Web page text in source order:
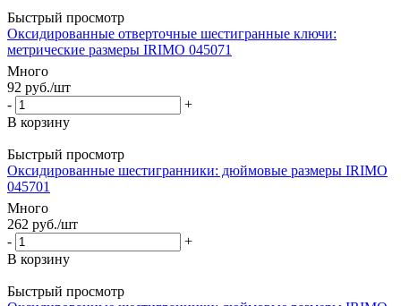
Быстрый просмотр
Оксидированные отверточные шестигранные ключи:
метрические размеры IRIMO 045071
Много
92 руб./шт
-
+
В корзину
Быстрый просмотр
Оксидированные шестигранники: дюймовые размеры IRIMO
045701
Много
262 руб./шт
-
+
В корзину
Быстрый просмотр